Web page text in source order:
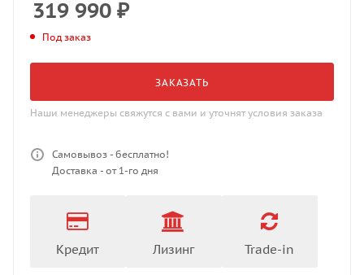
319 990 ₽
Под заказ
ЗАКАЗАТЬ
Наши менеджеры свяжутся с вами и уточнят условия заказа
Самовывоз - бесплатно!
Доставка - от 1-го дня
Кредит Лизинг Trade-in